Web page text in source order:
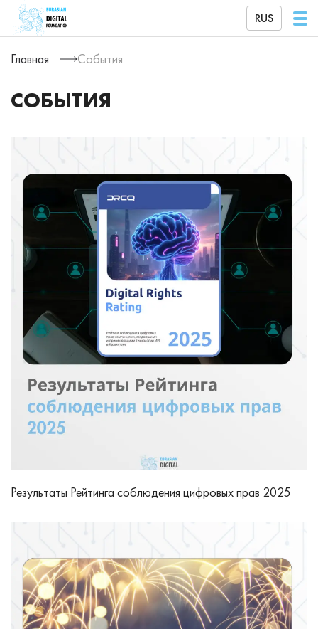
RUS
Главная События
СОБЫТИЯ
Результаты Рейтинга соблюдения цифровых прав 2025